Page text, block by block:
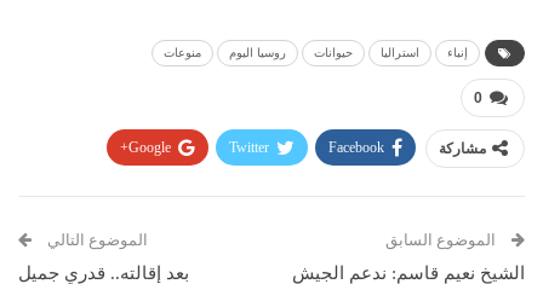
إنباء استراليا حيوانات روسيا اليوم منوعات
0
مشاركة Facebook
Twitter
Google+
الموضوع السابق
الشيخ نعيم قاسم: ندعم الجيش
الموضوع التالي
بعد إقالته.. قدري جميل